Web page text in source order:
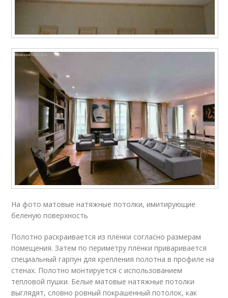
На фото матовые натяжные потолки, имитирующие
беленую поверхность
Полотно раскраивается из плёнки согласно размерам
помещения. Затем по периметру плёнки приваривается
специальный гарпун для крепления полотна в профиле на
стенах. Полотно монтируется с использованием
тепловой пушки. Белые матовые натяжные потолки
выглядят, словно ровный покрашенный потолок, как